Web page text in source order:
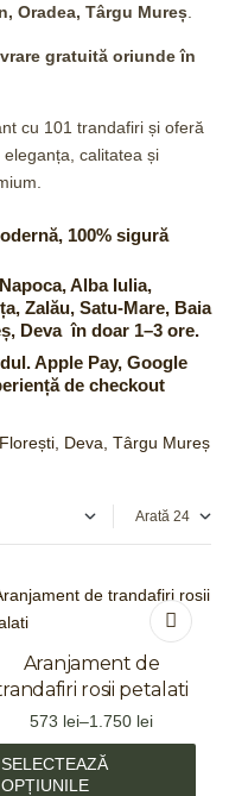
Oradea, Târgu Mureș.
gratuită oriunde în
cu 101 trandafiri și oferă
calitatea și
100% sigură
Alba Iulia,
Zalău, Satu-Mare, Baia
Devaîn doar 1–3 ore.
Apple Pay, Google
de checkout
Deva, Târgu Mureș
Arată
Aranjament de
rosii petalati
573 lei–1.750 lei
SELECTEAZĂ
OPȚIUNILE